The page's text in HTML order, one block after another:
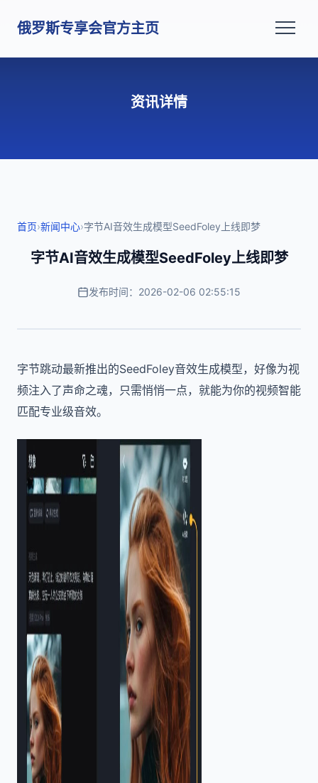
俄罗斯专享会官方主页
资讯详情
首页›新闻中心›字节AI音效生成模型SeedFoley上线即梦
字节AI音效生成模型SeedFoley上线即梦
发布时间：2026-02-06 02:55:15
字节跳动最新推出的SeedFoley音效生成模型，好像为视
频注入了声命之魂，只需悄悄一点，就能为你的视频智能
匹配专业级音效。